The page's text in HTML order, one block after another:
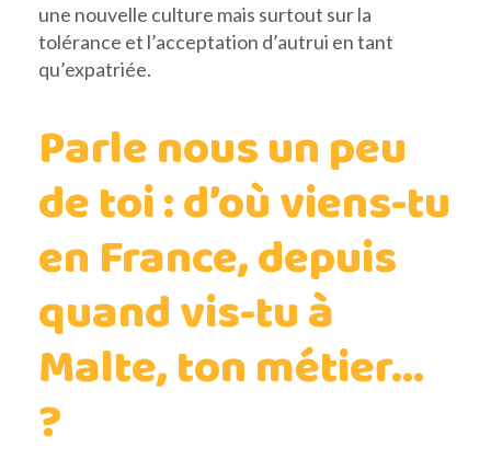
une nouvelle culture mais surtout sur la
tolérance et l’acceptation d’autrui en tant
qu’expatriée.
Parle nous un peu
de toi : d’où viens-tu
en France, depuis
quand vis-tu à
Malte, ton métier…
?